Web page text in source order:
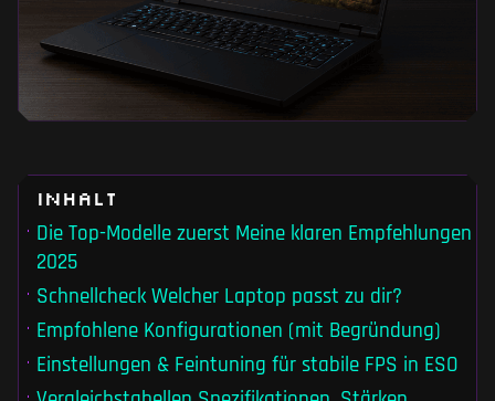
Inhalt
Die Top-Modelle zuerst Meine klaren Empfehlungen
2025
Schnellcheck Welcher Laptop passt zu dir?
Empfohlene Konfigurationen (mit Begründung)
Einstellungen & Feintuning für stabile FPS in ESO